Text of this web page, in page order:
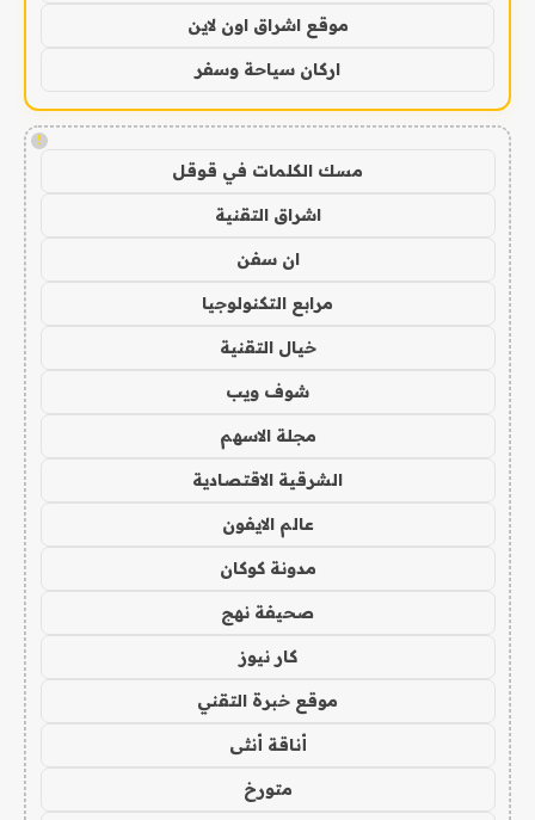
موقع اشراق اون لاين
اركان سياحة وسفر
!
مسك الكلمات في قوقل
اشراق التقنية
ان سفن
مرابع التكنولوجيا
خيال التقنية
شوف ويب
مجلة الاسهم
الشرقية الاقتصادية
عالم الايفون
مدونة كوكان
صحيفة نهج
كار نيوز
موقع خبرة التقني
أناقة أنثى
متورخ